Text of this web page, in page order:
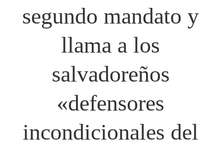
segundo mandato y
llama a los
salvadoreños
«defensores
incondicionales del